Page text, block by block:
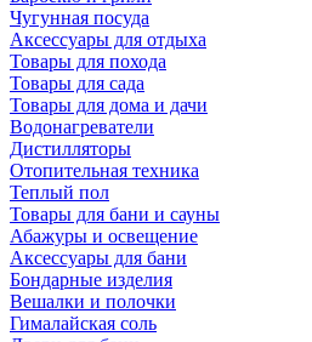
Чугунная посуда
Аксессуары для отдыха
Товары для похода
Товары для сада
Товары для дома и дачи
Водонагреватели
Дистилляторы
Отопительная техника
Теплый пол
Товары для бани и сауны
Абажуры и освещение
Аксессуары для бани
Бондарные изделия
Вешалки и полочки
Гималайская соль